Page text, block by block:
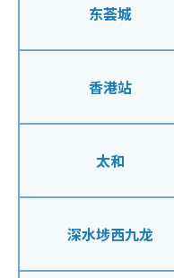
东荟城
香港站
太和
深水埗西九龙